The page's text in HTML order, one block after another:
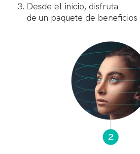
Desde el inicio, disfruta
de un paquete de